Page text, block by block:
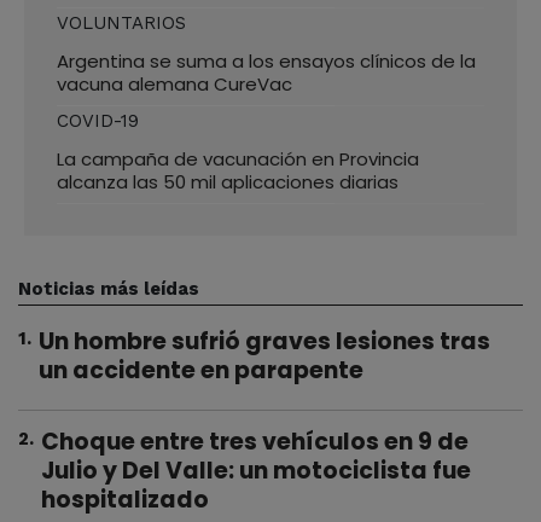
VOLUNTARIOS
Argentina se suma a los ensayos clínicos de la
vacuna alemana CureVac
COVID-19
La campaña de vacunación en Provincia
alcanza las 50 mil aplicaciones diarias
Noticias más leídas
1. Un hombre sufrió graves lesiones tras
un accidente en parapente
2. Choque entre tres vehículos en 9 de
Julio y Del Valle: un motociclista fue
hospitalizado